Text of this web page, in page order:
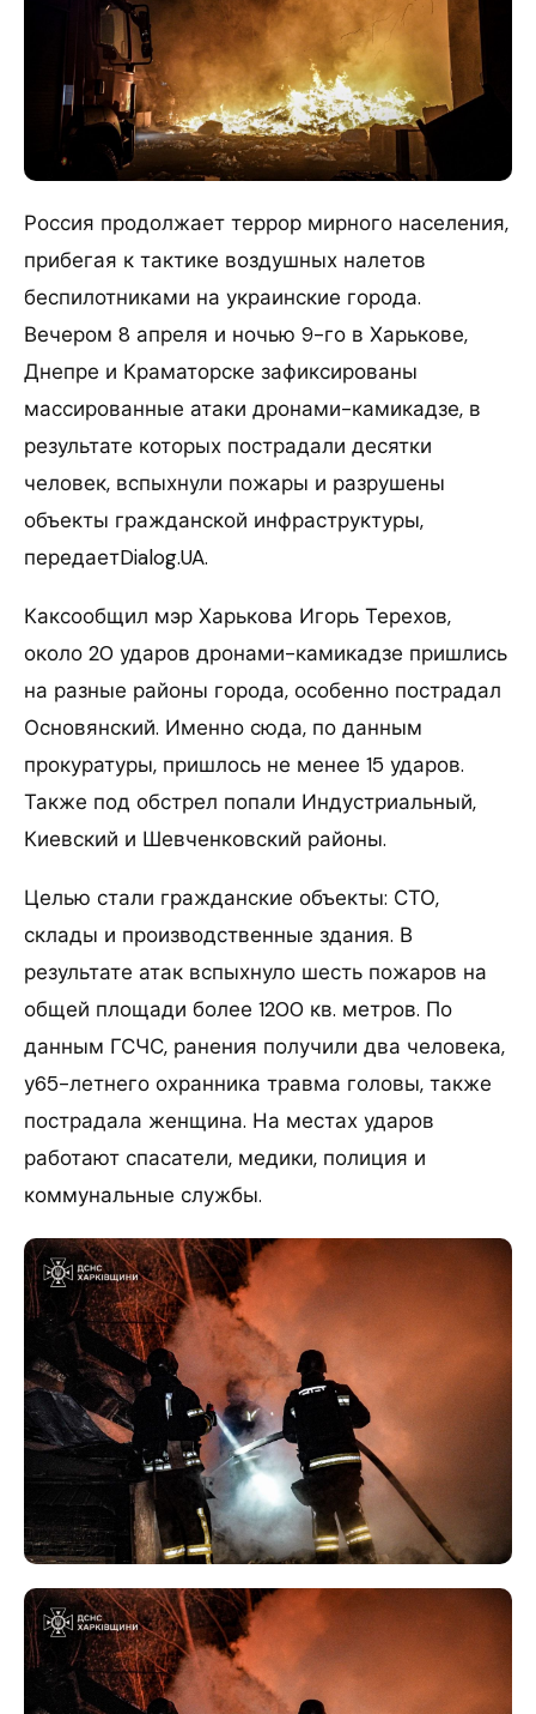
Россия продолжает террор мирного населения,
прибегая к тактике воздушных налетов
беспилотниками на украинские города.
Вечером 8 апреля и ночью 9-го в Харькове,
Днепре и Краматорске зафиксированы
массированные атаки дронами-камикадзе, в
результате которых пострадали десятки
человек, вспыхнули пожары и разрушены
объекты гражданской инфраструктуры,
передаетDialog.UA.
Каксообщил мэр Харькова Игорь Терехов,
около 20 ударов дронами-камикадзе пришлись
на разные районы города, особенно пострадал
Основянский. Именно сюда, по данным
прокуратуры, пришлось не менее 15 ударов.
Также под обстрел попали Индустриальный,
Киевский и Шевченковский районы.
Целью стали гражданские объекты: СТО,
склады и производственные здания. В
результате атак вспыхнуло шесть пожаров на
общей площади более 1200 кв. метров. По
данным ГСЧС, ранения получили два человека,
у65-летнего охранника травма головы, также
пострадала женщина. На местах ударов
работают спасатели, медики, полиция и
коммунальные службы.